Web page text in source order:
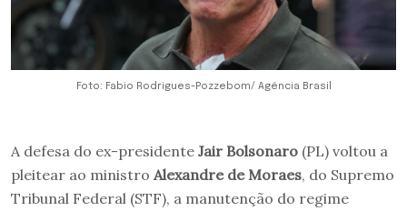
Foto: Fabio Rodrigues-Pozzebom/ Agência Brasil
A defesa do ex-presidente Jair Bolsonaro (PL) voltou a
pleitear ao ministro Alexandre de Moraes, do Supremo
Tribunal Federal (STF), a manutenção do regime